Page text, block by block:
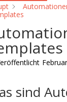
sind